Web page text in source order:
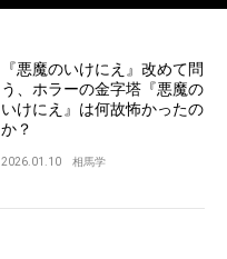
『悪魔のいけにえ』改めて問
う、ホラーの金字塔『悪魔の
いけにえ』は何故怖かったの
か？
2026.01.10 相馬学